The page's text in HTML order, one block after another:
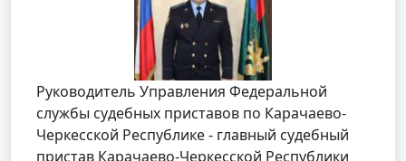
Руководитель Управления Федеральной
службы судебных приставов по Карачаево-
Черкесской Республике - главный судебный
пристав Карачаево-Черкесской Республики